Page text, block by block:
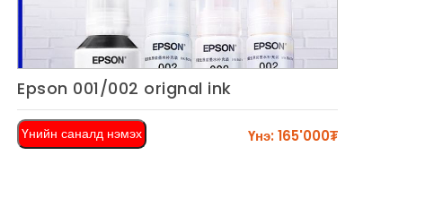
Харах
Epson 001/002 orignal ink
Үнийн саналд нэмэх Үнэ: 165'000₮